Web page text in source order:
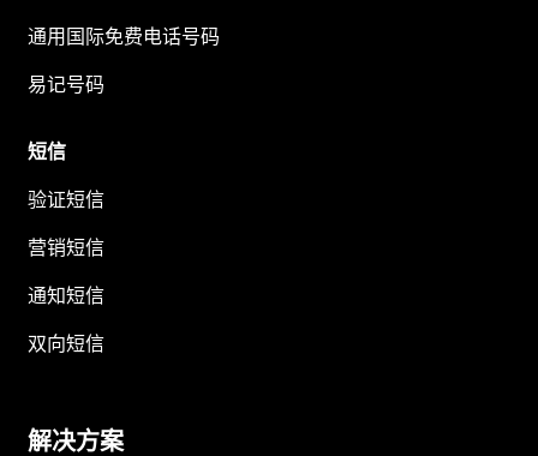
通用国际免费电话号码
易记号码
短信
验证短信
营销短信
通知短信
双向短信
解决方案